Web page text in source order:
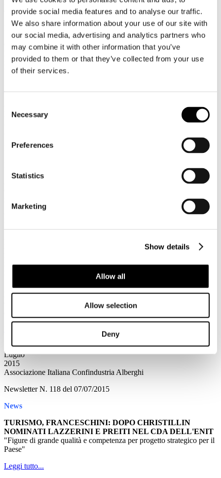
provide social media features and to analyse our traffic.
We also share information about your use of our site with
our social media, advertising and analytics partners who
may combine it with other information that you’ve
provided to them or that they’ve collected from your use
of their services.
Selection
Necessary
Preferences
Statistics
Marketing
Show details
Allow all
Allow selection
Deny
2015
Confindustria Bari
Bari, in Confindustria uno sportello per i mecenati
Confindustria Bari e BAT aiuterà gli imprenditori a fare i mecenati.
Per i capitani d’impresa intenzionati ad investire in attività culturali
il Club delle imprese per la cultura della Territoriale barese aprirà a
breve uno sportello di consulenza gratuita.
Luglio
Newsletter N. 119 del 08/07/2015
FORUM BILATERALE. ACCORDO CONTRO I TRAFFICI
bilaterale dedicato al settore del turismo.
Expo 2015: prontuario fiscale per i partecipanti all'evento
Circolare dell'Agenzia delle Entrate che raccoglie chiarimenti su
Luglio
2015
Associazione Italiana Confindustria Alberghi
Newsletter N. 118 del 07/07/2015
News
TURISMO, FRANCESCHINI: DOPO CHRISTILLIN
NOMINATI LAZZERINI E PREITI NEL CDA DELL'ENIT
"Figure di grande qualità e competenza per progetto strategico per il
Paese"
Leggi tutto...